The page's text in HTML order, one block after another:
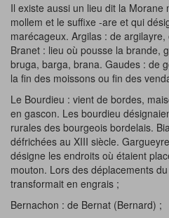
Il existe aussi un lieu dit la Morane
mollem et le suffixe -are et qui
marécageux. Argilas : de
Branet : lieu où pousse la brande,
bruga, barga, brana. Gaudes : de
la fin des moissons ou fin des
Le Bourdieu : vient de bordes,
en gascon. Les bourdieu
rurales des bourgeois bordelais.
défrichées au XIII siècle.
désigne les endroits où étaient
mouton. Lors des déplacements
transformait en engrais ;
Bernachon : de Bernat (Bernard) ;